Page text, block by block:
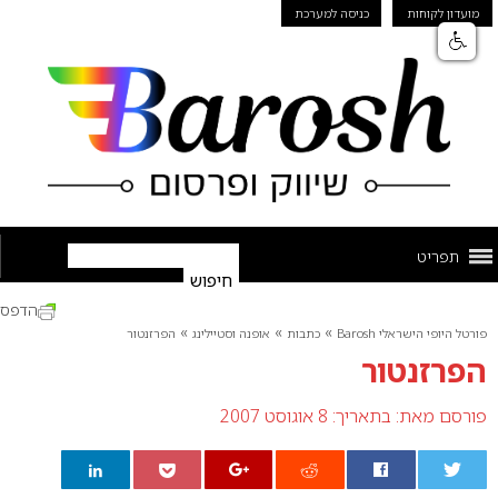
מועדון לקוחות כניסה למערכת
תפריט
פורטל היופי הישראלי Barosh » כתבות » אופנה וסטיילינג » הפרזנטור
הפרזנטור
פורסם מאת: בתאריך: 8 אוגוסט 2007
הדפס